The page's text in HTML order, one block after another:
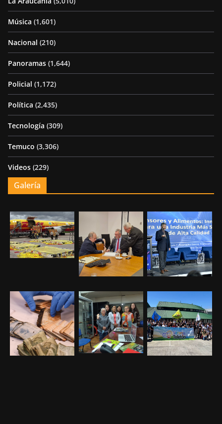
Música (1,601)
Nacional (210)
Panoramas (1,644)
Policial (1,172)
Política (2,435)
Tecnología (309)
Temuco (3,306)
Videos (229)
Galería